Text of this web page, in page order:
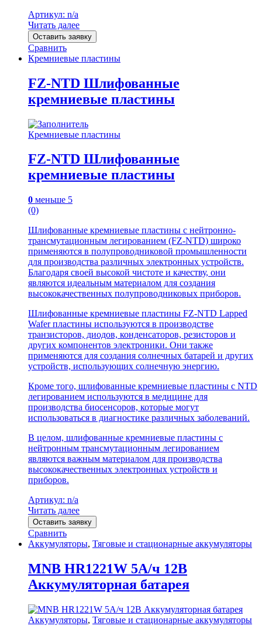
Артикул: n/a
Читать далее
Оставить заявку
Сравнить
Кремниевые пластины
FZ-NTD Шлифованные
кремниевые пластины
Кремниевые пластины
FZ-NTD Шлифованные
кремниевые пластины
0 меньше 5
(0)
Шлифованные кремниевые пластины с нейтронно-
трансмутационным легированием (FZ-NTD) широко
применяются в полупроводниковой промышленности
для производства различных электронных устройств.
Благодаря своей высокой чистоте и качеству, они
являются идеальным материалом для создания
высококачественных полупроводниковых приборов.
Шлифованные кремниевые пластины FZ-NTD Lapped
Wafer пластины используются в производстве
транзисторов, диодов, конденсаторов, резисторов и
других компонентов электроники. Они также
применяются для создания солнечных батарей и других
устройств, использующих солнечную энергию.
Кроме того, шлифованные кремниевые пластины с NTD
легированием используются в медицине для
производства биосенсоров, которые могут
использоваться в диагностике различных заболеваний.
В целом, шлифованные кремниевые пластины с
нейтронным трансмутационным легированием
являются важным материалом для производства
высококачественных электронных устройств и
приборов.
Артикул: n/a
Читать далее
Оставить заявку
Сравнить
Аккумуляторы, Тяговые и стационарные аккумуляторы
MNB HR1221W 5А/ч 12В
Аккумуляторная батарея
Аккумуляторы, Тяговые и стационарные аккумуляторы